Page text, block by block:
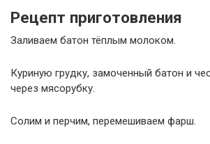
Рецепт приготовления
Заливаем батон тёплым молоком.
Куриную грудку, замоченный батон и
через мясорубку.
Солим и перчим, перемешиваем фарш.